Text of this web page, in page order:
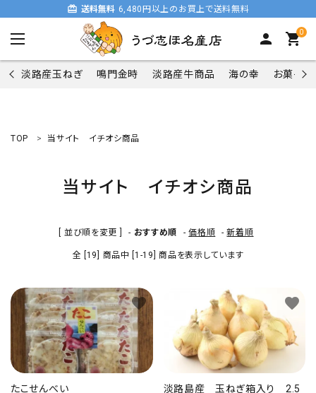
card_giftcard 送料無料 6,480円以上のお買上で送料無料
person 0
shopping_cart
淡路産玉ねぎ 鳴門金時 淡路産牛商品 海の幸 お菓子類
淡路産玉ねぎ
淡路産牛商品
海の幸
TOP 当サイト イチオシ商品
当サイト イチオシ商品
[ 並び順を変更 ] - おすすめ順 -価格順 -新着順
全 [19] 商品中 [1-19] 商品を表示しています
たこせんべい
favorite
淡路島産 玉ねぎ箱入り 2.5
favorite